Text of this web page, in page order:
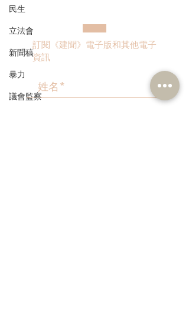
民生
立法會
新聞稿
暴力
議會監察
訂閱《建聞》電子版和其他電子
資訊